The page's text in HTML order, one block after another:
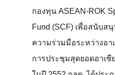
กองทุน ASEAN-ROK
Fund (SCF) เพื่อสนับส
ความร่วมมือระหว่างอา
การประชุมสุดยอดอาเซี